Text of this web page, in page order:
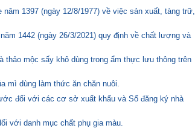
1397 (ngày 12/8/1977) về việc sản xuất, tàng trữ,
1442 (ngày 26/3/2021) quy định về chất lượng và
mộc sấy khô dùng trong ẩm thực lưu thông trên
mì dùng làm thức ăn chăn nuôi.
đối với các cơ sở xuất khẩu và Sổ đăng ký nhà
với danh mục chất phụ gia màu.